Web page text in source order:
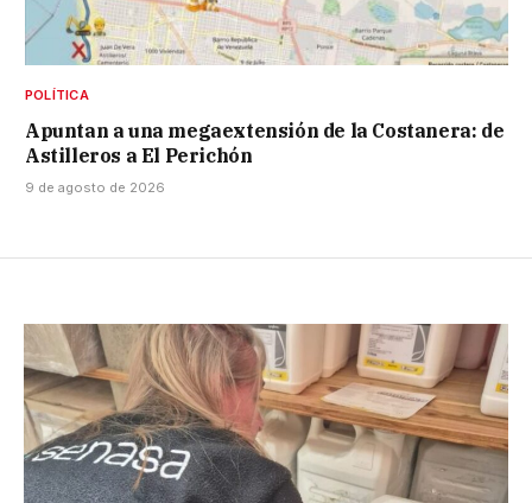
POLÍTICA
Apuntan a una megaextensión de la Costanera: de
Astilleros a El Perichón
9 de agosto de 2026